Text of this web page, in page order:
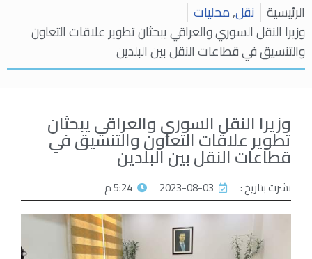
الرئيسية نقل,محليات
وزيرا النقل السوري والعراقي يبحثان تطوير علاقات التعاون
والتنسيق في قطاعات النقل بين البلدين
وزيرا النقل السوري والعراقي يبحثان
تطوير علاقات التعاون والتنسيق في
قطاعات النقل بين البلدين
نشرت بتاريخ : 2023-08-03 5:24 م